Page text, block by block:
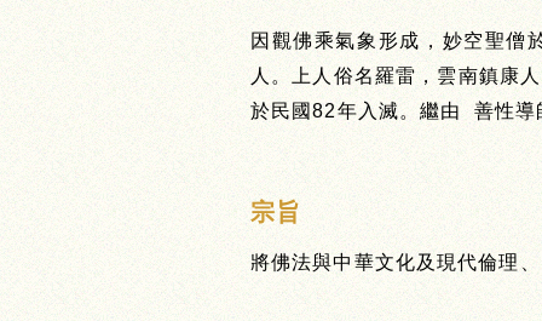
因觀佛乘氣象形成，妙空聖僧
人。上人俗名羅雷，雲南鎮康
於民國82年入滅。繼由 善性導
宗旨
將佛法與中華文化及現代倫理